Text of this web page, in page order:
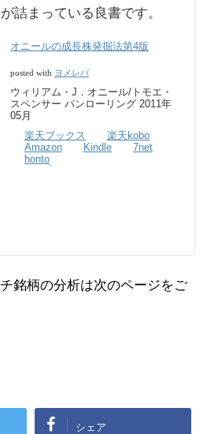
詰まっている良書です。
オニールの成長株発掘法第4版
posted with ヨメレバ
ウィリアム・J．オニール/トモエ・
スペンサー パンローリング 2011年
05月
楽天ブックス
楽天kobo
Amazon
Kindle
7net
honto
銘柄の分析は次のページをご
シェア